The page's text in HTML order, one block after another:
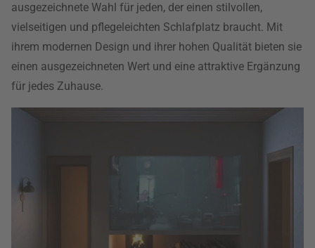
ausgezeichnete Wahl für jeden, der einen stilvollen,
vielseitigen und pflegeleichten Schlafplatz braucht. Mit
ihrem modernen Design und ihrer hohen Qualität bieten sie
einen ausgezeichneten Wert und eine attraktive Ergänzung
für jedes Zuhause.